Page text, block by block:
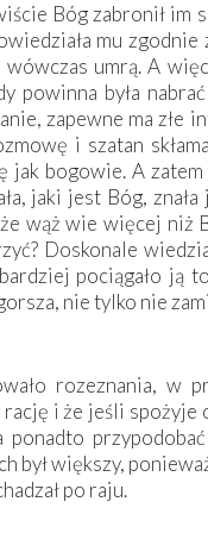
Bóg zabronił
mu
umrą. A
powinna była
zapewne ma złe
i szatan
jak bogowie. A
jaki jest Bóg,
wąż wie więcej niż
Doskonale
pociągało ją
nie tylko nie
rozeznania, w
rację i że jeśli
ponadto
był większy,
po raju.